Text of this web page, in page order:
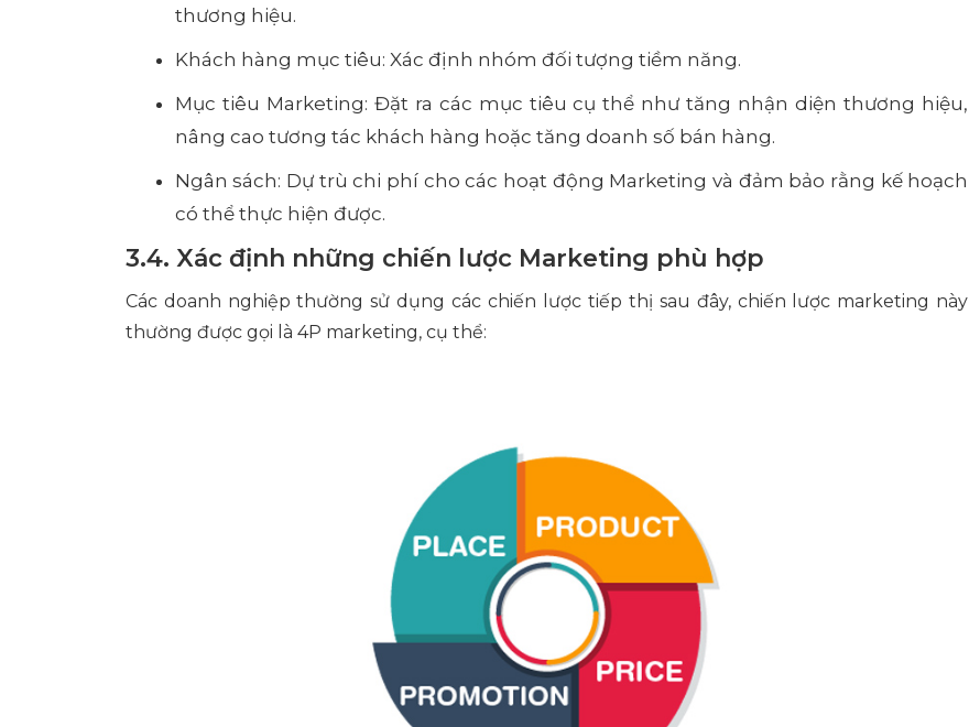
thương hiệu.
Khách hàng mục tiêu: Xác định nhóm đối tượng tiềm năng.
Mục tiêu Marketing: Đặt ra các mục tiêu cụ thể như tăng nhận diện thương hiệu,
nâng cao tương tác khách hàng hoặc tăng doanh số bán hàng.
Ngân sách: Dự trù chi phí cho các hoạt động Marketing và đảm bảo rằng kế hoạch
có thể thực hiện được.
3.4. Xác định những chiến lược Marketing phù hợp
Các doanh nghiệp thường sử dụng các chiến lược tiếp thị sau đây, chiến lược marketing này
thường được gọi là 4P marketing, cụ thể: